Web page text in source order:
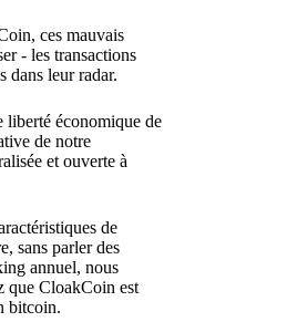
ces mauvais
- les transactions
dans leur radar.
liberté économique de
de notre
et ouverte à
de
sans parler des
annuel, nous
que CloakCoin est
bitcoin.